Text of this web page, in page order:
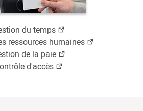
du temps
ressources humaines
de la paie
d'accès